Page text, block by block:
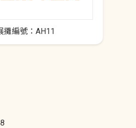
攤編號：AH11